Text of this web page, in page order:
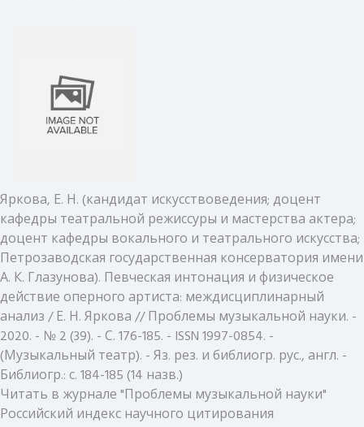
Яркова, Е. Н. (кандидат искусствоведения; доцент
кафедры театральной режиссуры и мастерства актера;
доцент кафедры вокального и театрального искусства;
Петрозаводская государственная консерватория имени
А. К. Глазунова). Певческая интонация и физическое
действие оперного артиста: междисциплинарный
анализ / Е. Н. Яркова // Проблемы музыкальной науки. -
2020. - № 2 (39). - С. 176-185. - ISSN 1997-0854. -
(Музыкальный театр). - Яз. рез. и библиогр. рус., англ. -
Библиогр.: с. 184-185 (14 назв.)
Читать в журнале "Проблемы музыкальной науки"
Российский индекс научного цитирования